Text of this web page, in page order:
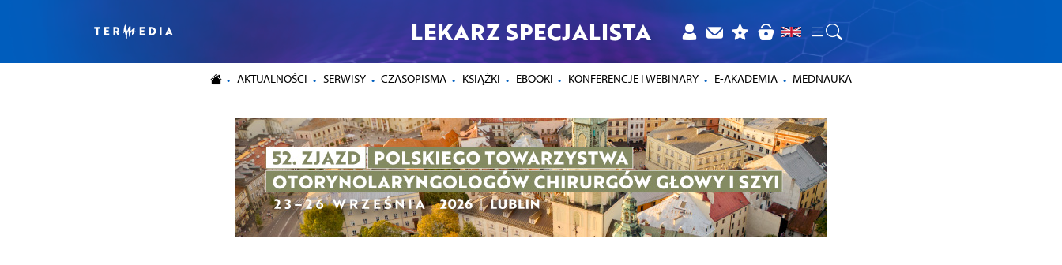
LEKARZ SPECJALISTA
AKTUALNOŚCI SERWISY CZASOPISMA KSIĄŻKI EBOOKI KONFERENCJE I WEBINARY E-AKADEMIA MEDNAUKA